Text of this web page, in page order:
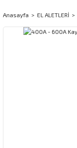
Anasayfa EL ALETLERİ